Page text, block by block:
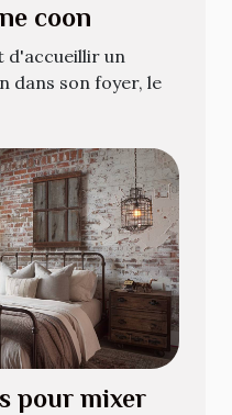
coon
d'accueillir un
dans son foyer, le
pour mixer